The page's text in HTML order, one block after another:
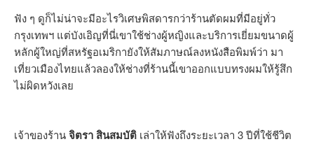
ฟัง ๆ ดูก็ไม่น่าจะมีอะไรวิเศษพิสดารกว่าร้านตัดผมที่มีอยู่ทั่ว
กรุงเทพฯ แต่บังเอิญที่นี่เขาใช้ช่างผู้หญิงและบริการเยี่ยมขนาดผู้
หลักผู้ใหญ่ที่สหรัฐอเมริกายังให้สัมภาษณ์ลงหนังสือพิมพ์ว่า มา
เที่ยวเมืองไทยแล้วลองให้ช่างที่ร้านนี้เขาออกแบบทรงผมให้รู้สึก
ไม่ผิดหวังเลย
เจ้าของร้านจิตรา สินสมบัติ เล่าให้ฟังถึงระยะเวลา 3 ปีที่ใช้ชีวิต